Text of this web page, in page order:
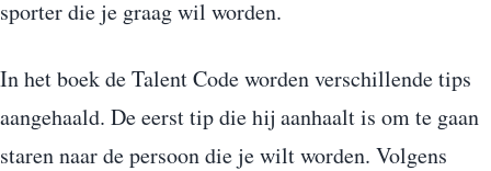
sporter die je graag wil worden.
In het boek de Talent Code worden verschillende tips
aangehaald. De eerst tip die hij aanhaalt is om te gaan
staren naar de persoon die je wilt worden. Volgens